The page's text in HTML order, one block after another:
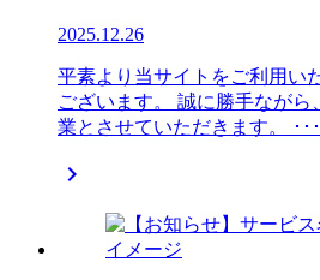
2025.12.26
平素より当サイトをご利用い
ございます。 誠に勝手なが
業とさせていただきます。 ･･･
